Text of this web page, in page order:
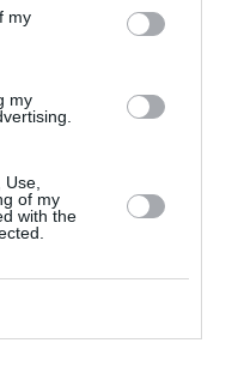
my
my
of my
with the
adâncă de 15
bătrâna pe care
a atacat
Lucrător
căzută